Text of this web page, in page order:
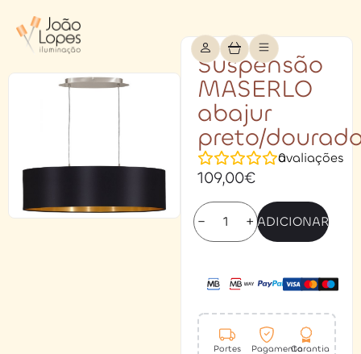
Suspensão
MASERLO
abajur
preto/
0
avaliações
109,00€
− + ADICIONAR
Portes
PagamentoGarantia